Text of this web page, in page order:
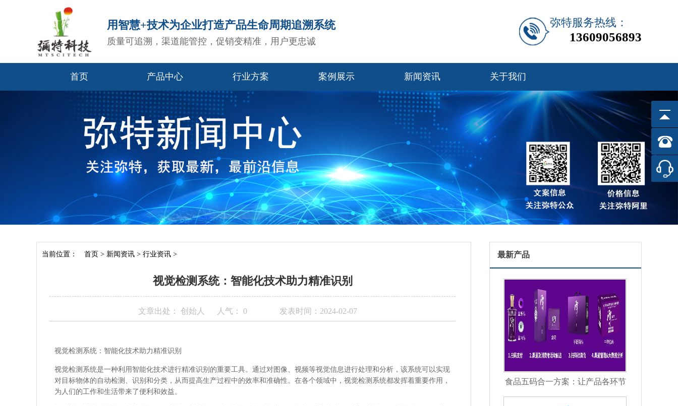
用智慧+技术为企业打造产品生命周期追溯系统
质量可追溯，渠道能管控，促销变精准，用户更忠诚
弥特服务热线：
13609056893
首页 产品中心 行业方案 案例展示 新闻资讯 关于我们
当前位置： 首页 > 新闻资讯 > 行业资讯 >
视觉检测系统：智能化技术助力精准识别
文章出处： 创始人 人气： 0 发表时间：2024-02-07
视觉检测系统：智能化技术助力精准识别
视觉检测系统是一种利用智能化技术进行精准识别的重要工具。通过对图像、视频等视觉信息进行处理和分析，该系统可以实现
对目标物体的自动检测、识别和分类，从而提高生产过程中的效率和准确性。在各个领域中，视觉检测系统都发挥着重要作用，
为人们的工作和生活带来了便利和效益。
最新产品
食品五码合一方案：让产品各环节
信息彼此关联